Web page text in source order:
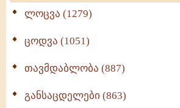
ლოცვა (1279)
ცოდვა (1051)
თავმდაბლობა (887)
განსაცდელები (863)